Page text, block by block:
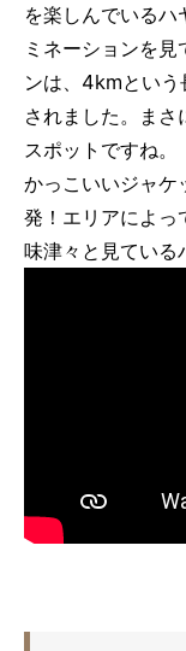
を楽しんでいる
ミネーションを
ンは、4kmとい
されました。ま
スポットですね。
かっこいいジャケ
発！エリアによっ
味津々と見ている